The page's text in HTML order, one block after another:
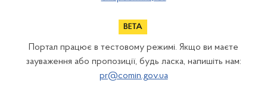
Портал працює в тестовому режимі. Якщо ви маєте
зауваження або пропозиції, будь ласка, напишіть нам:
pr@comin.gov.ua